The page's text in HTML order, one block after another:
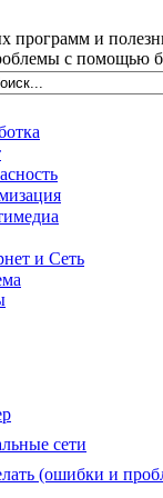
программ и
с помощью
и Сеть
сети
(ошибки и